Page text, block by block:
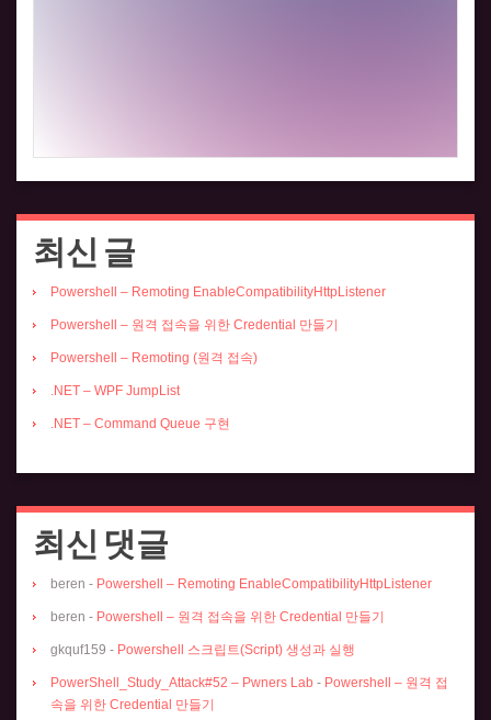
최신 글
Powershell – Remoting EnableCompatibilityHttpListener
Powershell – 원격 접속을 위한 Credential 만들기
Powershell – Remoting (원격 접속)
.NET – WPF JumpList
.NET – Command Queue 구현
최신 댓글
beren - Powershell – Remoting EnableCompatibilityHttpListener
beren - Powershell – 원격 접속을 위한 Credential 만들기
gkquf159 - Powershell 스크립트(Script) 생성과 실행
PowerShell_Study_Attack#52 – Pwners Lab - Powershell – 원격 접
속을 위한 Credential 만들기